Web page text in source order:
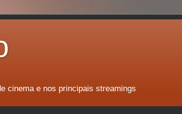
cinema e nos principais streamings